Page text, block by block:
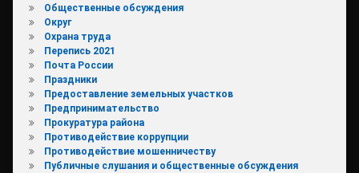
Общественные обсуждения
Округ
Охрана труда
Перепись 2021
Почта России
Праздники
Предоставление земельных участков
Предпринимательство
Прокуратура района
Противодействие коррупции
Противодействие мошенничеству
Публичные слушания и общественные обсуждения